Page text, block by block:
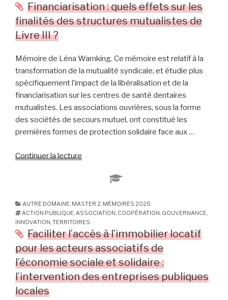
de
proximité
de
résidence
:
Le
cas
des
SPOT
bailleur
social
Lyon
Habitat »
Financiarisation : quels effets sur les
finalités des structures mutualistes de
Livre III ?
Mémoire de Léna Warnking. Ce mémoire est relatif à la
transformation de la mutualité syndicale, et étudie plus
spécifiquement l’impact de la libéralisation et de la
financiarisation sur les centres de santé dentaires
mutualistes. Les associations ouvrières, sous la forme
des sociétés de secours mutuel, ont constitué les
premières formes de protection solidaire face aux …
Continuer la lecture
effets
sur
les
finalités
des
structures
mutualistes
AUTRE DOMAINE, MASTER 2, MÉMOIRES 2025
ACTION PUBLIQUE,ASSOCIATION, COOPÉRATION, GOUVERNANCE,
INNOVATION,TERRITOIRES
Faciliter l’accès à l’immobilier locatif
pour les acteurs associatifs de
l’économie sociale et solidaire :
l’intervention des entreprises publiques
locales